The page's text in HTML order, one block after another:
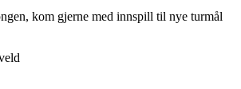
kom gjerne med innspill til nye turmål